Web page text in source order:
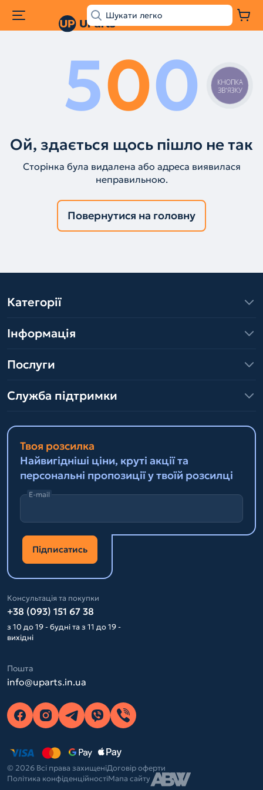
500
Ой, здається щось пішло не так
Сторінка була видалена або адреса виявилася
неправильною.
Повернутися на головну
Категорії
Інформація
Послуги
Служба підтримки
Твоя розсилка
Найвигідніші ціни, круті акції та
персональні пропозиції у твоїй розсилці
E-mail
Підписатись
Консультація та покупки
+38 (093) 151 67 38
з 10 до 19 - будні та з 11 до 19 -
вихідні
Пошта
info@uparts.in.ua
© 2026 Всі права захищеніДоговір оферти
Політика конфіденційностіМапа сайту
КНОПКА
ЗВ'ЯЗКУ